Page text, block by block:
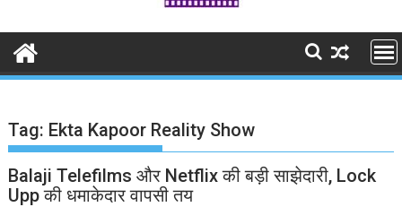
Tag: Ekta Kapoor Reality Show
Balaji Telefilms और Netflix की बड़ी साझेदारी, Lock
Upp की धमाकेदार वापसी तय